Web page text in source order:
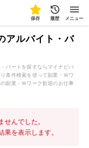
保存 履歴 メニュー
アルバイト・バ
パートを探すならマイナビバ
条件検索を使って副業・Ｗワ
副業・Ｗワーク歓迎のお仕事
んでした。
を表示します。